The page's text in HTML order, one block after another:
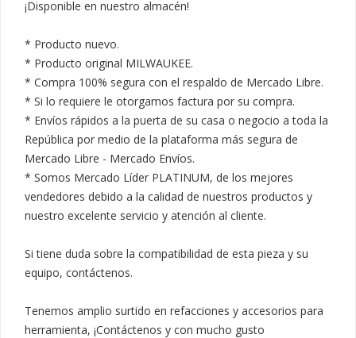
¡Disponible en nuestro almacén!
* Producto nuevo.
* Producto original MILWAUKEE.
* Compra 100% segura con el respaldo de Mercado Libre.
* Si lo requiere le otorgamos factura por su compra.
* Envíos rápidos a la puerta de su casa o negocio a toda la
República por medio de la plataforma más segura de
Mercado Libre - Mercado Envíos.
* Somos Mercado Líder PLATINUM, de los mejores
vendedores debido a la calidad de nuestros productos y
nuestro excelente servicio y atención al cliente.
Si tiene duda sobre la compatibilidad de esta pieza y su
equipo, contáctenos.
Tenemos amplio surtido en refacciones y accesorios para
herramienta, ¡Contáctenos y con mucho gusto